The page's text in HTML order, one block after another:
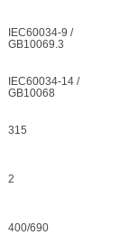
IEC60034-9 /
GB10069.3
IEC60034-14 /
GB10068
315
2
400/690